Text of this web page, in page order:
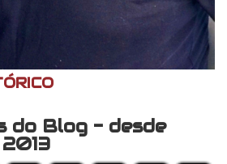
do Blog - desde